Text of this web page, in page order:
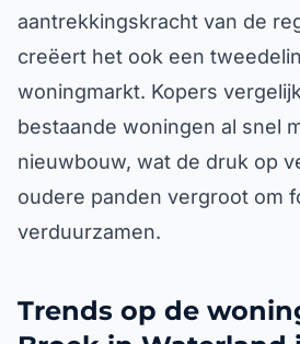
aantrekkingskracht van de
creëert het ook een
woningmarkt. Kopers
bestaande woningen al snel
nieuwbouw, wat de druk op
oudere panden vergroot om
verduurzamen.
Trends op de